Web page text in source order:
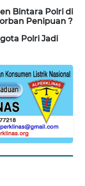
Bintara Polri di
Penipuan ?
Polri Jadi